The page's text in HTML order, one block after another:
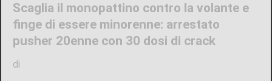
Scaglia il monopattino contro la volante e
finge di essere minorenne: arrestato
pusher 20enne con 30 dosi di crack
di